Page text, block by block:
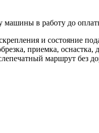
в работу до
и состояние
приемка,
маршрут без